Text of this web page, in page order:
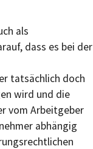
als
dass es bei der
tatsächlich doch
wird und die
vom Arbeitgeber
abhängig